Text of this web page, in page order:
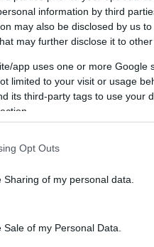
information by third
may also be disclosed by us
may further disclose it to
app uses one or more Google
limited to your visit or usage
its third-party tags to use your
Opt Outs
of my personal data.
of my Personal Data.
0